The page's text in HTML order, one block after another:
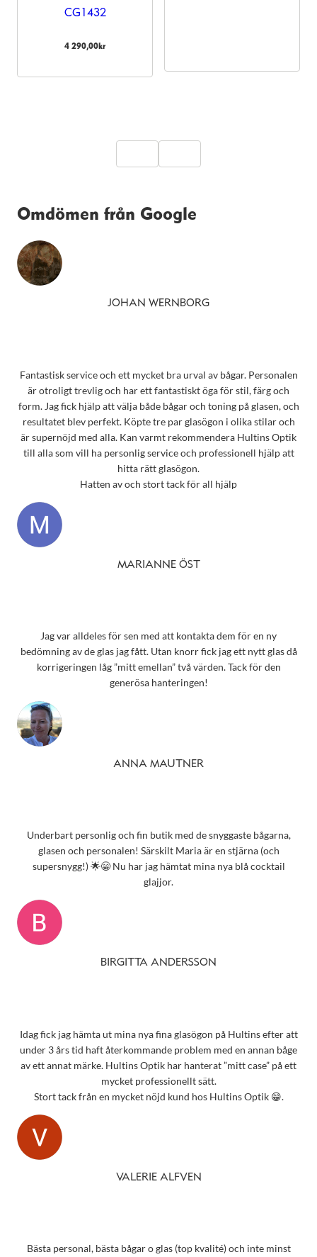
CG1432
4 290,00kr
Omdömen från Google
JOHAN WERNBORG
Fantastisk service och ett mycket bra urval av bågar. Personalen
är otroligt trevlig och har ett fantastiskt öga för stil, färg och
form. Jag fick hjälp att välja både bågar och toning på glasen, och
resultatet blev perfekt. Köpte tre par glasögon i olika stilar och
är supernöjd med alla. Kan varmt rekommendera Hultins Optik
till alla som vill ha personlig service och professionell hjälp att
hitta rätt glasögon.
Hatten av och stort tack för all hjälp
MARIANNE ÖST
Jag var alldeles för sen med att kontakta dem för en ny
bedömning av de glas jag fått. Utan knorr fick jag ett nytt glas då
korrigeringen låg ”mitt emellan” två värden. Tack för den
generösa hanteringen!
ANNA MAUTNER
Underbart personlig och fin butik med de snyggaste bågarna,
glasen och personalen! Särskilt Maria är en stjärna (och
supersnygg!) 🌟😁 Nu har jag hämtat mina nya blå cocktail
glajjor.
BIRGITTA ANDERSSON
Idag fick jag hämta ut mina nya fina glasögon på Hultins efter att
under 3 års tid haft återkommande problem med en annan båge
av ett annat märke. Hultins Optik har hanterat ”mitt case” på ett
mycket professionellt sätt.
Stort tack från en mycket nöjd kund hos Hultins Optik 😁.
VALERIE ALFVEN
Bästa personal, bästa bågar o glas (top kvalité) och inte minst